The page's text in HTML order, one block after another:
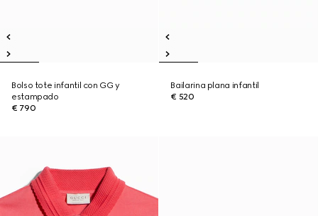
Bolso tote infantil con GG y
estampado
€ 790
Bailarina plana infantil
€ 520